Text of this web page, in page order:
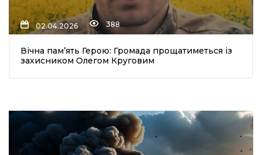
02.04.2026 388
Вічна пам’ять Герою: Громада прощатиметься із
захисником Олегом Круговим